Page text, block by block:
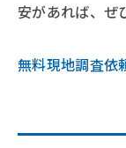
安があれば、ぜ
無料現地調査依